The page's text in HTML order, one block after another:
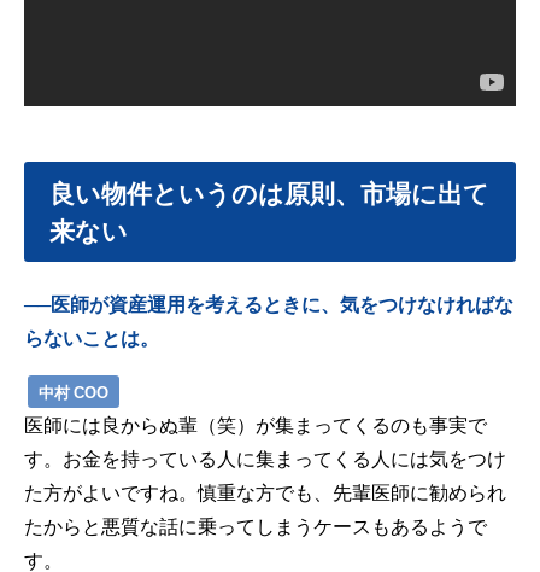
良い物件というのは原則、市場に出て
来ない
──医師が資産運用を考えるときに、気をつけなければな
らないことは。
中村 COO
医師には良からぬ輩（笑）が集まってくるのも事実で
す。お金を持っている人に集まってくる人には気をつけ
た方がよいですね。慎重な方でも、先輩医師に勧められ
たからと悪質な話に乗ってしまうケースもあるようで
す。